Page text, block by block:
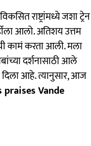
राष्ट्रांमध्ये जशा ट्रेन
आलो. अतिशय उत्तम
कामं करता आली. मला
दर्शनासाठी आले
दिला आहे. त्यानुसार, आज
praises Vande